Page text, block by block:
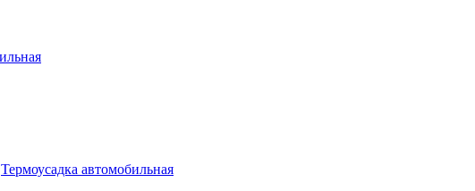
Термоусадка автомобильная